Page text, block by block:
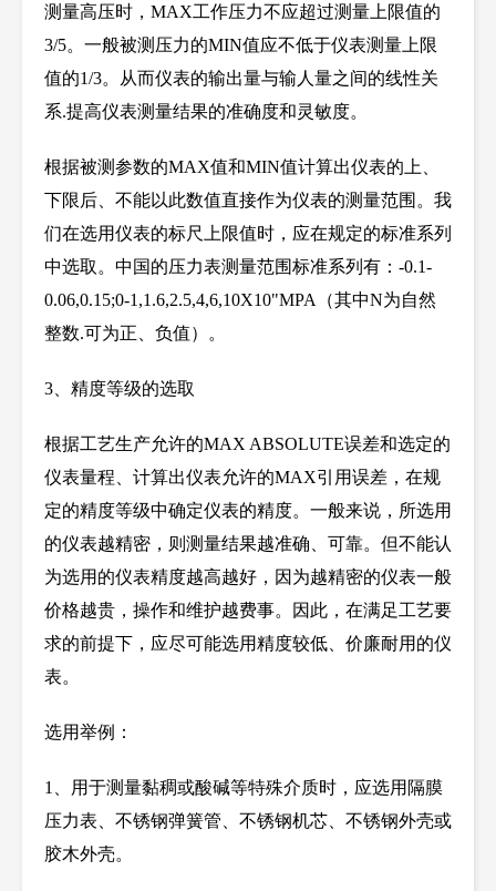
测量高压时，MAX工作压力不应超过测量上限值的
3/5。一般被测压力的MIN值应不低于仪表测量上限
值的1/3。从而仪表的输出量与输人量之间的线性关
系.提高仪表测量结果的准确度和灵敏度。
根据被测参数的MAX值和MIN值计算出仪表的上、
下限后、不能以此数值直接作为仪表的测量范围。我
们在选用仪表的标尺上限值时，应在规定的标准系列
中选取。中国的压力表测量范围标准系列有： -0.1-
0.06,0.15;0-1,1.6,2.5,4,6,10X10"MPA
（其中N为自然
整数.可为正、负值）。
3 、精度等级的选取
根据工艺生产允许的MAX ABSOLUTE误差和选定的
仪表量程、计算出仪表允许的MAX引用误差，在规
定的精度等级中确定仪表的精度。一般来说，所选用
的仪表越精密，则测量结果越准确、可靠。但不能认
为选用的仪表精度越高越好，因为越精密的仪表一般
价格越贵，操作和维护越费事。因此，在满足工艺要
求的前提下，应尽可能选用精度较低、价廉耐用的仪
表。
选用举例：
1
、用于测量黏稠或酸碱等特殊介质时，应选用隔膜
压力表、不锈钢弹簧管、不锈钢机芯、不锈钢外壳或
胶木外壳。